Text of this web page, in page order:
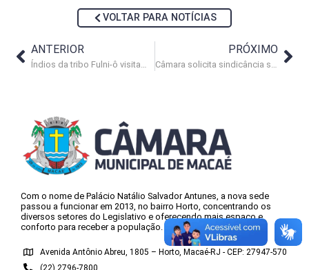
VOLTAR PARA NOTÍCIAS
ANTERIOR
Índios da tribo Fulni-ô visitam a Câmara
PRÓXIMO
Câmara solicita sindicância sobre médico de Glicério
Com o nome de Palácio Natálio Salvador Antunes, a nova sede
passou a funcionar em 2013, no bairro Horto, concentrando os
diversos setores do Legislativo e oferecendo mais espaço e
conforto para receber a população.
Avenida Antônio Abreu, 1805 – Horto, Macaé-RJ - CEP: 27947-570
(22) 2796-7800